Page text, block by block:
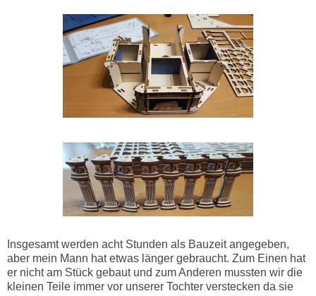
Insgesamt werden acht Stunden als Bauzeit angegeben,
aber mein Mann hat etwas länger gebraucht. Zum Einen hat
er nicht am Stück gebaut und zum Anderen mussten wir die
kleinen Teile immer vor unserer Tochter verstecken da sie